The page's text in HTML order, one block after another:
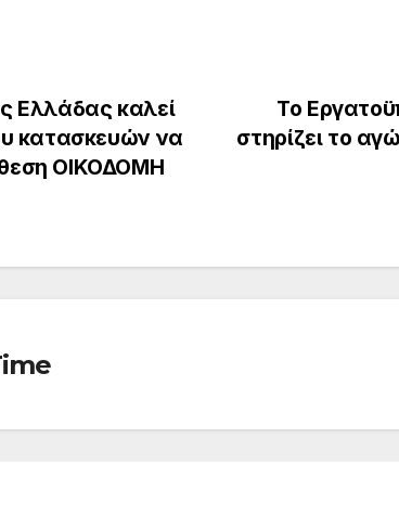
Το
στηρίζει το
Ελλάδας καλεί
κατασκευών να
ΟΙΚΟΔΟΜΗ